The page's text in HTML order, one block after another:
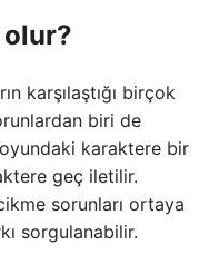
olur?
karşılaştığı birçok
biri de
karaktere bir
geç iletilir.
sorunları ortaya
sorgulanabilir.